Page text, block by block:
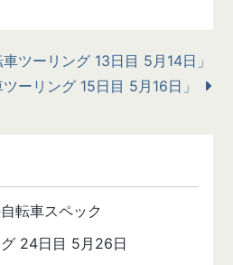
ツーリング 13日目 5月14日」
ーリング 15日目 5月16日」
転車スペック
24日目 5月26日